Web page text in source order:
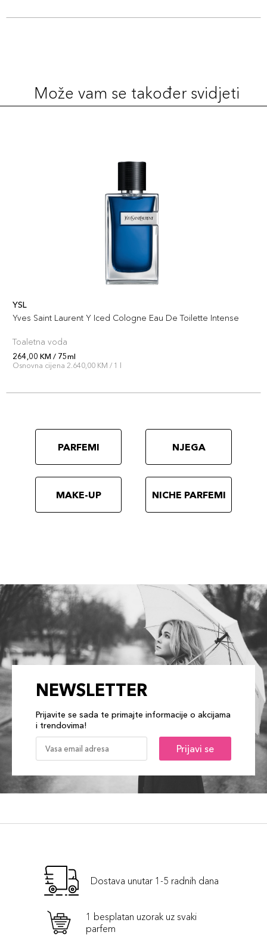
Može vam se također svidjeti
YSL
Yves Saint Laurent Y Iced Cologne Eau De Toilette Intense
Toaletna voda
264,00 KM / 75ml
Osnovna cijena 2.640,00 KM / 1 l
PARFEMI NJEGA
MAKE-UP NICHE PARFEMI
NEWSLETTER
Prijavite se sada te primajte informacije o akcijama
i trendovima!
Prijavi se
Dostava unutar 1-5 radnih dana
1 besplatan uzorak uz svaki
parfem